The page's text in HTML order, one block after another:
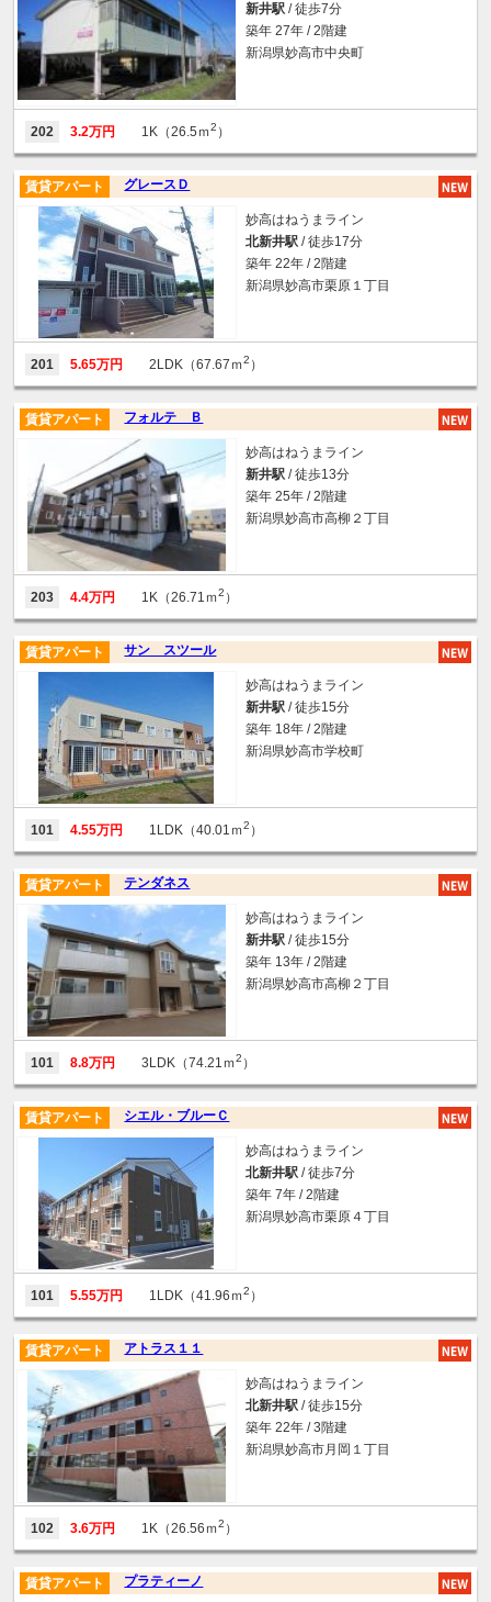
新井駅 / 徒歩7分
築年 27年 / 2階建
新潟県妙高市中央町
202 3.2万円 1K（26.5ｍ2 ）
グレースＤ
賃貸アパート
妙高はねうまライン
北新井駅 / 徒歩17分
築年 22年 / 2階建
新潟県妙高市栗原１丁目
201 5.65万円 2LDK（67.67ｍ2 ）
フォルテ Ｂ
賃貸アパート
妙高はねうまライン
新井駅 / 徒歩13分
築年 25年 / 2階建
新潟県妙高市高柳２丁目
203 4.4万円 1K（26.71ｍ2 ）
サン スツール
賃貸アパート
妙高はねうまライン
新井駅 / 徒歩15分
築年 18年 / 2階建
新潟県妙高市学校町
101 4.55万円 1LDK（40.01ｍ2 ）
テンダネス
賃貸アパート
妙高はねうまライン
新井駅 / 徒歩15分
築年 13年 / 2階建
新潟県妙高市高柳２丁目
101 8.8万円 3LDK（74.21ｍ2 ）
シエル・ブルーＣ
賃貸アパート
妙高はねうまライン
北新井駅 / 徒歩7分
築年 7年 / 2階建
新潟県妙高市栗原４丁目
101 5.55万円 1LDK（41.96ｍ2 ）
アトラス１１
賃貸アパート
妙高はねうまライン
北新井駅 / 徒歩15分
築年 22年 / 3階建
新潟県妙高市月岡１丁目
102 3.6万円 1K（26.56ｍ2 ）
プラティーノ
賃貸アパート